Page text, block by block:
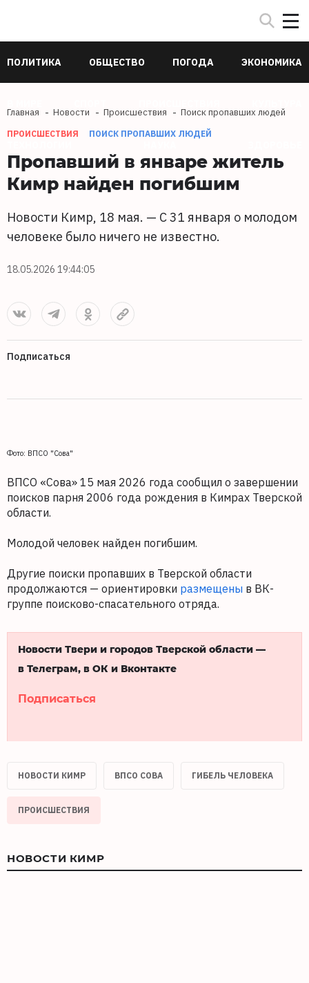
ПОЛИТИКА ОБЩЕСТВО ПОГОДА ЭКОНОМИКА
Главная Новости Происшествия Поиск пропавших людей
ПРОИСШЕСТВИЯ ПОИСК ПРОПАВШИХ ЛЮДЕЙ
Пропавший в январе житель
Кимр найден погибшим
Новости Кимр, 18 мая. — С 31 января о молодом
человеке было ничего не известно.
18.05.2026 19:44:05
Подписаться
Фото: ВПСО "Сова"
ВПСО «Сова» 15 мая 2026 года сообщил о завершении
поисков парня 2006 года рождения в Кимрах Тверской
области.
Молодой человек найден погибшим.
Другие поиски пропавших в Тверской области
продолжаются — ориентировки размещены в ВК-
группе поисково-спасательного отряда.
Новости Твери и городов Тверской области —
в Телеграм, в ОК и Вконтакте
Подписаться
НОВОСТИ КИМР ВПСО СОВА ГИБЕЛЬ ЧЕЛОВЕКА
ПРОИСШЕСТВИЯ
НОВОСТИ КИМР